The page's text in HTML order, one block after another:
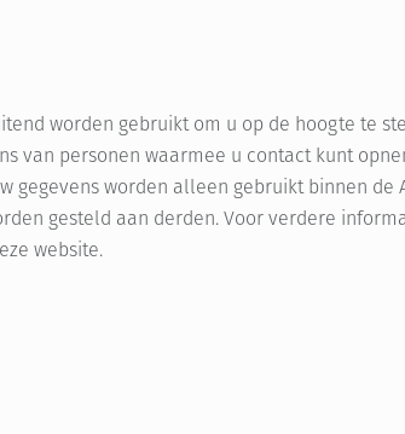
worden gebruikt om u op de hoogte te
van personen waarmee u contact kunt
gegevens worden alleen gebruikt binnen de
gesteld aan derden. Voor verdere
website.